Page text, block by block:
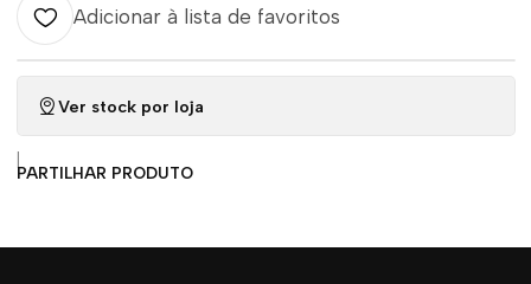
Adicionar à lista de favoritos
Ver stock por loja
|
PARTILHAR PRODUTO